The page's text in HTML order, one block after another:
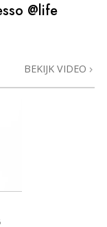
@life
BEKIJK VIDEO